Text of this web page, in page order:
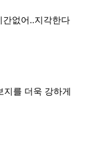
간없어..지각한다
지를 더욱 강하게